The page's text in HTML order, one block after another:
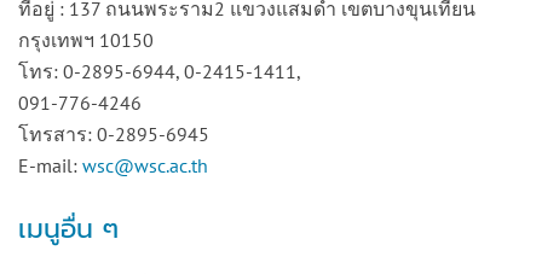
ที่อยู่ : 137 ถนนพระราม2 แขวงแสมดำ เขตบางขุนเทียน
กรุงเทพฯ 10150
โทร: 0-2895-6944, 0-2415-1411,
091-776-4246
โทรสาร: 0-2895-6945
E-mail: wsc@wsc.ac.th
เมนูอื่น ๆ